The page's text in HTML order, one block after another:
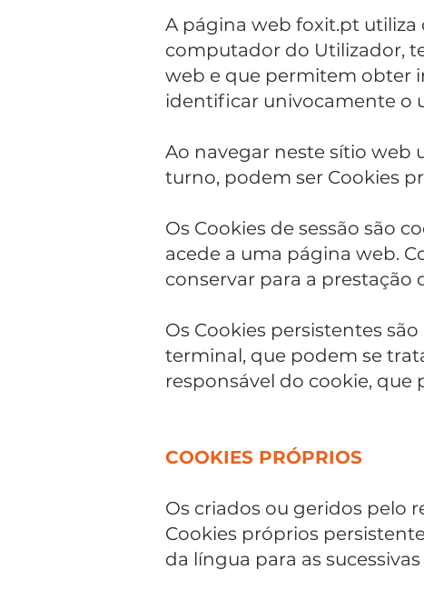
A página web foxit.pt utiliza
computador do Utilizador,
web e que permitem obter
identificar univocamente o
Ao navegar neste sítio web
turno, podem ser Cookies
Os Cookies de sessão são
acede a uma página web.
conservar para a
Os Cookies persistentes
terminal, que podem se
responsável do cookie, que
COOKIES PRÓPRIOS
Os criados ou geridos pelo
Cookies próprios
da língua para as